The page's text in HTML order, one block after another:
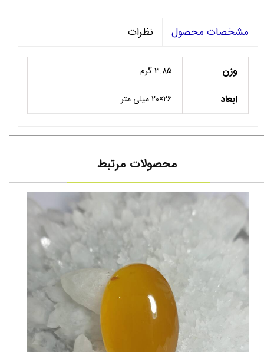
مشخصات محصول نظرات
وزن 3.85 گرم
ابعاد ۲6×20 میلی متر
محصولات مرتبط